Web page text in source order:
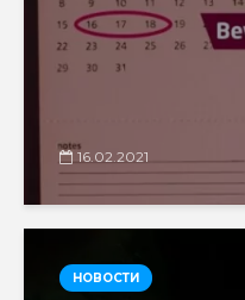
16.02.2021
НОВОСТИ